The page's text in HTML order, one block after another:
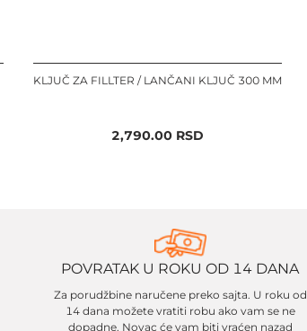
KLJUČ ZA FILLTER / LANČANI KLJUČ 300 MM
2,790.00 RSD
POVRATAK U ROKU OD 14 DANA
Za porudžbine naručene preko sajta. U roku od
14 dana možete vratiti robu ako vam se ne
dopadne. Novac će vam biti vraćen nazad